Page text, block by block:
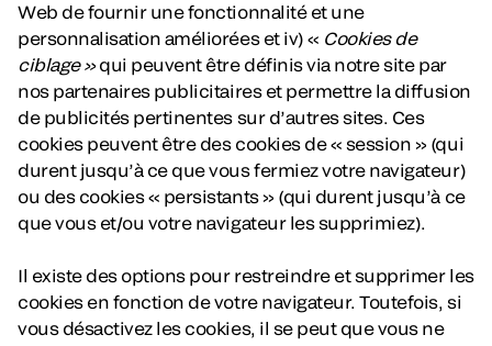
Web de fournir une fonctionnalité et une
personnalisation améliorées et iv) « Cookies de
ciblage »qui peuvent être définis via notre site par
nos partenaires publicitaires et permettre la diffusion
de publicités pertinentes sur d’autres sites. Ces
cookies peuvent être des cookies de « session » (qui
durent jusqu’à ce que vous fermiez votre navigateur)
ou des cookies « persistants » (qui durent jusqu’à ce
que vous et/ou votre navigateur les supprimiez).
Il existe des options pour restreindre et supprimer les
cookies en fonction de votre navigateur. Toutefois, si
vous désactivez les cookies, il se peut que vous ne